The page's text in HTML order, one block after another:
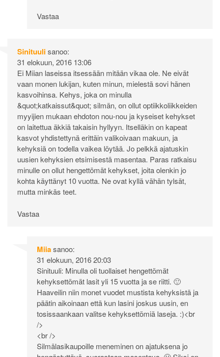
Vastaa
Sinituulisanoo:
31 elokuun, 2016 13:06
Ei Miian laseissa itsessään mitään vikaa ole. Ne eivät
vaan monen lukijan, kuten minun, mielestä sovi hänen
kasvoihinsa. Kehys, joka on minulla
&quot;katkaissut&quot; silmän, on ollut optiikkoliikkeiden
myyijien mukaan ehdoton nou-nou ja kyseiset kehykset
on laitettua äkkiä takaisin hyllyyn. Itselläkin on kapeat
kasvot yhdistettynä erittäin valikoivaan makuun, ja
kehyksiä on todella vaikea löytää. Jo pelkkä ajatuskin
uusien kehyksien etsimisestä masentaa. Paras ratkaisu
minulle on ollut hengettömät kehykset, joita olenkin jo
kohta käyttänyt 10 vuotta. Ne ovat kyllä vähän tylsät,
mutta minkäs teet.
Vastaa
Miiasanoo:
31 elokuun, 2016 20:03
Sinituuli: Minulla oli tuollaiset hengettömät
kehyksettömät lasit yli 15 vuotta ja se riitti. 🙂
Haaveilin niin monet vuodet mustista kehyksistä ja
päätin aikoinaan että kun lasini joskus uusin, en
tosissaankaan valitse kehyksettömiä laseja. :)<br
/>
<br />
Silmälasikaupoille meneminen on ajatuksena jo